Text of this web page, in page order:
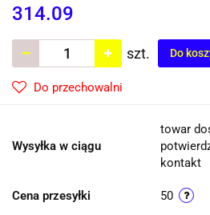
314.09
szt. Do
Do przechowalni
Wysyłka w ciągu
towar
kontakt
Cena przesyłki 50